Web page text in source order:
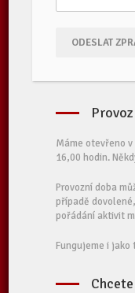
ODESLAT
Máme otevřeno v
16,00 hodin.
Provozní doba
případě
pořádání aktivit
Fungujeme i jako